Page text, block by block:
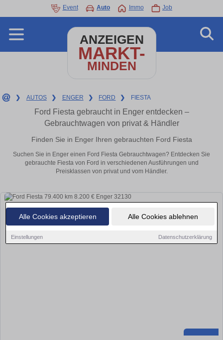
Alle Cookies akzeptieren Alle Cookies ablehnen
Einstellungen Datenschutzerklärung
Event Auto Immo Job
ANZEIGEN
MARKT-
MINDEN
❯ AUTOS ❯ ENGER ❯ FORD ❯ FIESTA
Ford Fiesta gebraucht in Enger entdecken –
Gebrauchtwagen von privat & Händler
Finden Sie in Enger Ihren gebrauchten Ford Fiesta
Suchen Sie in Enger einen Ford Fiesta Gebrauchtwagen? Entdecken Sie
gebrauchte Fiesta von Ford in verschiedenen Ausführungen und
Preisklassen von privat und vom Händler.